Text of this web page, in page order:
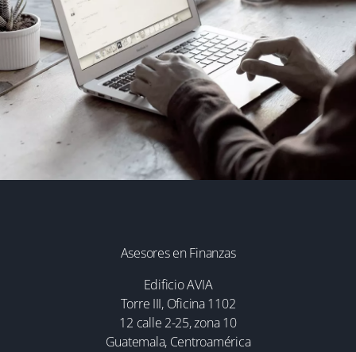
Asesores en Finanzas
Edificio AVIA
Torre III, Oficina 1102
12 calle 2-25, zona 10
Guatemala, Centroamérica